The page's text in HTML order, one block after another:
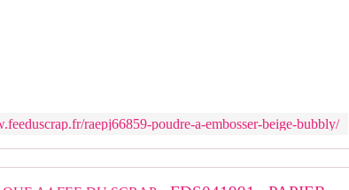
raepj66859-poudre-a-embosser-beige-bubbly/